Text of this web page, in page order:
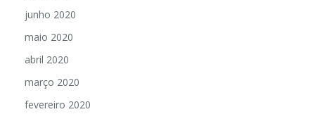
junho 2020
maio 2020
abril 2020
março 2020
fevereiro 2020